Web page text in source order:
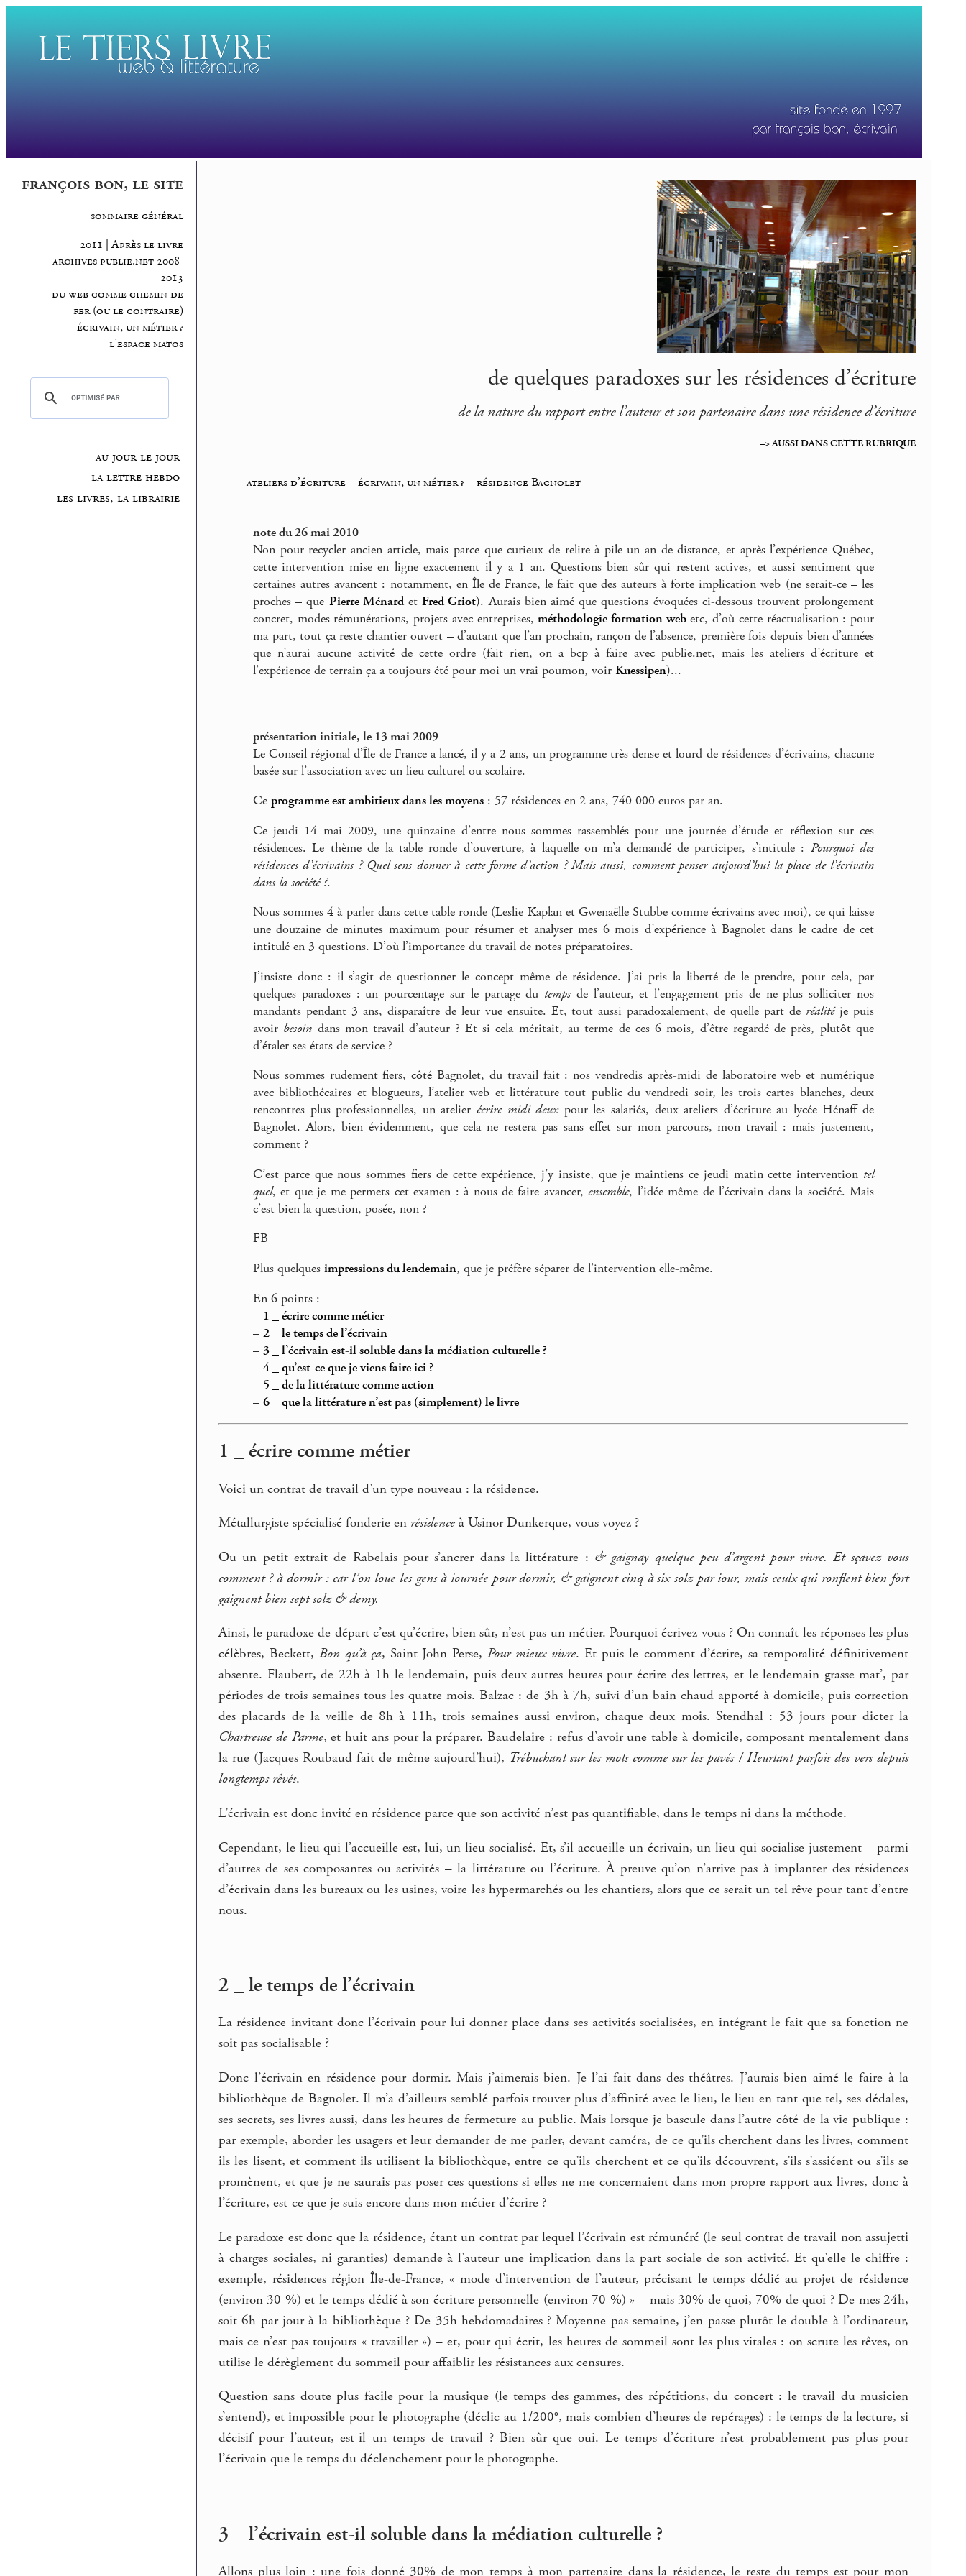
françois bon, le site
sommaire général
2011 | Après le livre
archives publie.net 2008-
2013
du web comme chemin de
fer (ou le contraire)
écrivain, un métier ?
l’espace matos
au jour le jour
la lettre hebdo
les livres, la librairie
de quelques paradoxes sur les résidences d’écriture
de la nature du rapport entre l’auteur et son partenaire dans une résidence d’écriture
–> AUSSI DANS CETTE RUBRIQUE
ateliers d’écriture _écrivain, un métier ? _résidence Bagnolet
note du 26 mai 2010
Non pour recycler ancien article, mais parce que curieux de relire à pile un an de distance, et après l’expérience Québec,
cette intervention mise en ligne exactement il y a 1 an. Questions bien sûr qui restent actives, et aussi sentiment que
certaines autres avancent : notamment, en Île de France, le fait que des auteurs à forte implication web (ne serait-ce – les
proches – que Pierre MénardetFred Griot). Aurais bien aimé que questions évoquées ci-dessous trouvent prolongement
concret, modes rémunérations, projets avec entreprises,méthodologie formation webetc, d’où cette réactualisation : pour
ma part, tout ça reste chantier ouvert – d’autant que l’an prochain, rançon de l’absence, première fois depuis bien d’années
que n’aurai aucune activité de cette ordre (fait rien, on a bcp à faire avec publie.net, mais les ateliers d’écriture et
l’expérience de terrain ça a toujours été pour moi un vrai poumon, voir Kuessipen)...
présentation initiale, le 13 mai 2009
Le Conseil régional d’Île de France a lancé, il y a 2 ans, un programme très dense et lourd de résidences d’écrivains, chacune
basée sur l’association avec un lieu culturel ou scolaire.
Ce programme est ambitieux dans les moyens : 57 résidences en 2 ans, 740 000 euros par an.
Ce jeudi 14 mai 2009, une quinzaine d’entre nous sommes rassemblés pour une journée d’étude et réflexion sur ces
résidences. Le thème de la table ronde d’ouverture, à laquelle on m’a demandé de participer, s’intitule : Pourquoi des
résidences d’écrivains ? Quel sens donner à cette forme d’action ? Mais aussi, comment penser aujourd’hui la place de l’écrivain
dans la société ?.
Nous sommes 4 à parler dans cette table ronde (Leslie Kaplan et Gwenaëlle Stubbe comme écrivains avec moi), ce qui laisse
une douzaine de minutes maximum pour résumer et analyser mes 6 mois d’expérience à Bagnolet dans le cadre de cet
intitulé en 3 questions. D’où l’importance du travail de notes préparatoires.
J’insiste donc : il s’agit de questionner le concept même de résidence. J’ai pris la liberté de le prendre, pour cela, par
quelques paradoxes : un pourcentage sur le partage du temps de l’auteur, et l’engagement pris de ne plus solliciter nos
mandants pendant 3 ans, disparaître de leur vue ensuite. Et, tout aussi paradoxalement, de quelle part de réalitéje puis
avoir besoin dans mon travail d’auteur ? Et si cela méritait, au terme de ces 6 mois, d’être regardé de près, plutôt que
d’étaler ses états de service ?
Nous sommes rudement fiers, côté Bagnolet, du travail fait : nos vendredis après-midi de laboratoire web et numérique
avec bibliothécaires et blogueurs, l’atelier web et littérature tout public du vendredi soir, les trois cartes blanches, deux
rencontres plus professionnelles, un atelier écrire midi deuxpour les salariés, deux ateliers d’écriture au lycée Hénaff de
Bagnolet. Alors, bien évidemment, que cela ne restera pas sans effet sur mon parcours, mon travail : mais justement,
comment ?
C’est parce que nous sommes fiers de cette expérience, j’y insiste, que je maintiens ce jeudi matin cette intervention tel
quel, et que je me permets cet examen : à nous de faire avancer,ensemble, l’idée même de l’écrivain dans la société. Mais
c’est bien la question, posée, non ?
FB
Plus quelques impressions du lendemain, que je préfère séparer de l’intervention elle-même.
En 6 points :
– 1 _ écrire comme métier
– 2 _ le temps de l’écrivain
– 3 _ l’écrivain est-il soluble dans la médiation culturelle ?
– 4 _ qu’est-ce que je viens faire ici ?
– 5 _ de la littérature comme action
– 6 _ que la littérature n’est pas (simplement) le livre
1 _ écrire comme métier
Voici un contrat de travail d’un type nouveau : la résidence.
Métallurgiste spécialisé fonderie en résidence à Usinor Dunkerque, vous voyez ?
Ou un petit extrait de Rabelais pour s’ancrer dans la littérature : & gaignay quelque peu d’argent pour vivre. Et sçavez vous
comment ? à dormir : car l’on loue les gens à iournée pour dormir, & gaignent cinq à six solz par iour, mais ceulx qui ronflent bien fort
gaignent bien sept solz & demy.
Ainsi, le paradoxe de départ c’est qu’écrire, bien sûr, n’est pas un métier. Pourquoi écrivez-vous ? On connaît les réponses les plus
célèbres, Beckett,Bon qu’à ça, Saint-John Perse, Pour mieux vivre. Et puis le comment d’écrire, sa temporalité définitivement
absente. Flaubert, de 22h à 1h le lendemain, puis deux autres heures pour écrire des lettres, et le lendemain grasse mat’, par
périodes de trois semaines tous les quatre mois. Balzac : de 3h à 7h, suivi d’un bain chaud apporté à domicile, puis correction
des placards de la veille de 8h à 11h, trois semaines aussi environ, chaque deux mois. Stendhal : 53 jours pour dicter la
Chartreuse de Parme, et huit ans pour la préparer. Baudelaire : refus d’avoir une table à domicile, composant mentalement dans
la rue (Jacques Roubaud fait de même aujourd’hui), Trébuchant sur les mots comme sur les pavés / Heurtant parfois des vers depuis
longtemps rêvés.
L’écrivain est donc invité en résidence parce que son activité n’est pas quantifiable, dans le temps ni dans la méthode.
Cependant, le lieu qui l’accueille est, lui, un lieu socialisé. Et, s’il accueille un écrivain, un lieu qui socialise justement – parmi
d’autres de ses composantes ou activités – la littérature ou l’écriture. À preuve qu’on n’arrive pas à implanter des résidences
d’écrivain dans les bureaux ou les usines, voire les hypermarchés ou les chantiers, alors que ce serait un tel rêve pour tant d’entre
nous.
2 _ le temps de l’écrivain
La résidence invitant donc l’écrivain pour lui donner place dans ses activités socialisées, en intégrant le fait que sa fonction ne
soit pas socialisable ?
Donc l’écrivain en résidence pour dormir. Mais j’aimerais bien. Je l’ai fait dans des théâtres. J’aurais bien aimé le faire à la
bibliothèque de Bagnolet. Il m’a d’ailleurs semblé parfois trouver plus d’affinité avec le lieu, le lieu en tant que tel, ses dédales,
ses secrets, ses livres aussi, dans les heures de fermeture au public. Mais lorsque je bascule dans l’autre côté de la vie publique :
par exemple, aborder les usagers et leur demander de me parler, devant caméra, de ce qu’ils cherchent dans les livres, comment
ils les lisent, et comment ils utilisent la bibliothèque, entre ce qu’ils cherchent et ce qu’ils découvrent, s’ils s’assiéent ou s’ils se
promènent, et que je ne saurais pas poser ces questions si elles ne me concernaient dans mon propre rapport aux livres, donc à
l’écriture, est-ce que je suis encore dans mon métier d’écrire ?
Le paradoxe est donc que la résidence, étant un contrat par lequel l’écrivain est rémunéré (le seul contrat de travail non assujetti
à charges sociales, ni garanties) demande à l’auteur une implication dans la part sociale de son activité. Et qu’elle le chiffre :
exemple, résidences région Île-de-France, « mode d’intervention de l’auteur, précisant le temps dédié au projet de résidence
(environ 30 %) et le temps dédié à son écriture personnelle (environ 70 %) » – mais 30% de quoi, 70% de quoi ? De mes 24h,
soit 6h par jour à la bibliothèque ? De 35h hebdomadaires ? Moyenne pas semaine, j’en passe plutôt le double à l’ordinateur,
mais ce n’est pas toujours « travailler ») – et, pour qui écrit, les heures de sommeil sont les plus vitales : on scrute les rêves, on
utilise le dérèglement du sommeil pour affaiblir les résistances aux censures.
Question sans doute plus facile pour la musique (le temps des gammes, des répétitions, du concert : le travail du musicien
s’entend), et impossible pour le photographe (déclic au 1/200°, mais combien d’heures de repérages) : le temps de la lecture, si
décisif pour l’auteur, est-il un temps de travail ? Bien sûr que oui. Le temps d’écriture n’est probablement pas plus pour
l’écrivain que le temps du déclenchement pour le photographe.
3 _ l’écrivain est-il soluble dans la médiation culturelle ?
Allons plus loin : une fois donné 30% de mon temps à mon partenaire dans la résidence, le reste du temps est pour mon